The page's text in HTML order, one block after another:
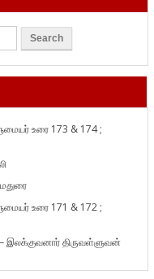
உரை 173 & 174 ;
உரை 171 & 172 ;
– இலக்குவனார் திருவள்ளுவன்